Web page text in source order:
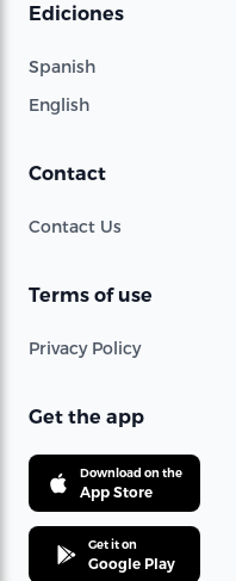
Ediciones
Spanish
English
Contact
Contact Us
Terms of use
Privacy Policy
Get the app
Download on the
App Store
Get it on
Google Play